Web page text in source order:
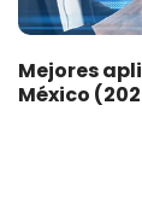
Mejores
México